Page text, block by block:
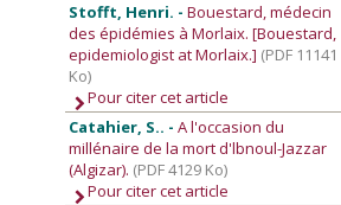
Stofft, Henri. -Bouestard, médecin
des épidémies à Morlaix. [Bouestard,
epidemiologist at Morlaix.] (PDF 11141
Ko)
Pour citer cet article
Catahier, S.. -A l'occasion du
millénaire de la mort d'lbnoul-Jazzar
(Algizar). (PDF 4129 Ko)
Pour citer cet article